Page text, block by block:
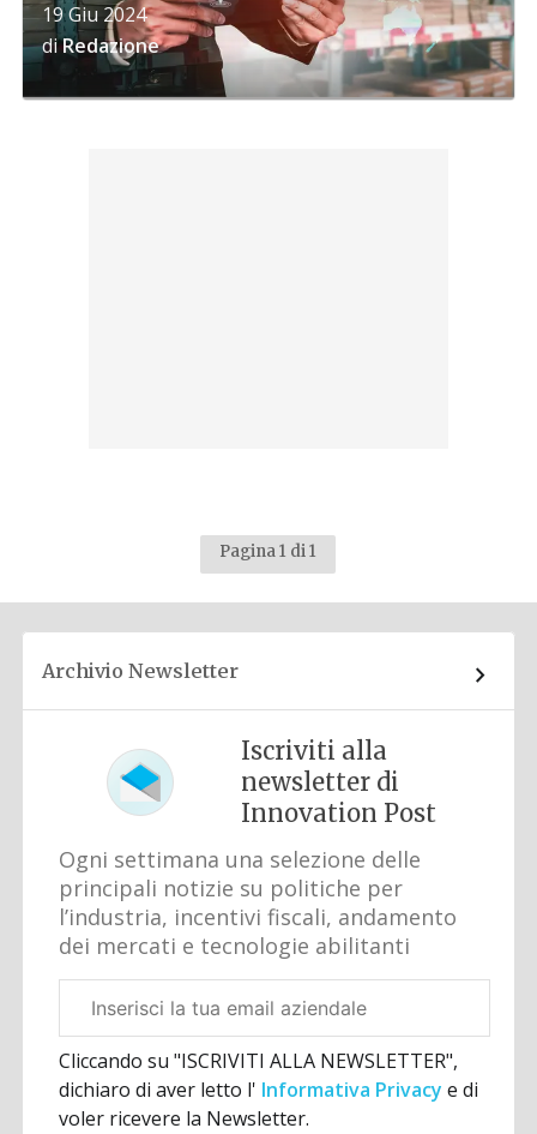
19 Giu 2024
diRedazione
Pagina 1 di 1
Archivio Newsletter
Iscriviti alla
newsletter di
Innovation Post
Ogni settimana una selezione delle
principali notizie su politiche per
l’industria, incentivi fiscali, andamento
dei mercati e tecnologie abilitanti
aziendale
Cliccando su "ISCRIVITI ALLA NEWSLETTER",
dichiaro di aver letto l' Informativa Privacye di
voler ricevere la Newsletter.